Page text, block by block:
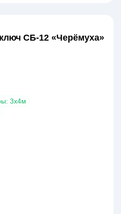
СБ-12 «Черёмуха»
3х4м